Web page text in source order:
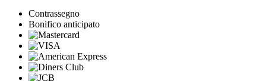
Contrassegno
Bonifico anticipato